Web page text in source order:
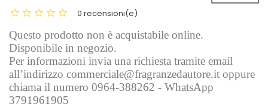
0 recensioni(e)
Questo prodotto non è acquistabile online.
Disponibile in negozio.
Per informazioni invia una richiesta tramite email
all’indirizzo commerciale@fragranzedautore.it oppure
chiama il numero 0964-388262 - WhatsApp
3791961905